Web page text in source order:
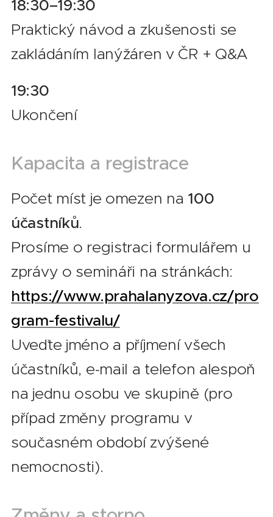
18:30–19:30
Praktický návod a zkušenosti se
zakládáním lanýžáren v ČR + Q&A
19:30
Ukončení
Kapacita a registrace
Počet míst je omezen na 100
účastníků.
Prosíme o registraci formulářem u
zprávy o semináři na stránkách:
https://www.prahalanyzova.cz/pro
gram-festivalu/
Uveďte jméno a příjmení všech
účastníků, e-mail a telefon alespoň
na jednu osobu ve skupině (pro
případ změny programu v
současném období zvýšené
nemocnosti).